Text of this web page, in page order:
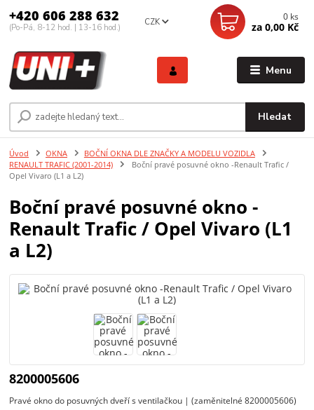
Menu
CZK
Hledat
+420 606 288 632
(Po-Pá, 8-12 hod. | 13-16 hod.)
0 ks
za 0,00 Kč
Úvod OKNA
BOČNÍ OKNA DLE ZNAČKY A MODELU VOZIDLA
RENAULT TRAFIC (2001-2014)
Boční pravé posuvné okno -Renault Trafic /
Opel Vivaro (L1 a L2)
Boční pravé posuvné okno -
Renault Trafic / Opel Vivaro (L1
a L2)
8200005606
Pravé okno do posuvných dveří s ventilačkou | (zaměnitelné 8200005606)